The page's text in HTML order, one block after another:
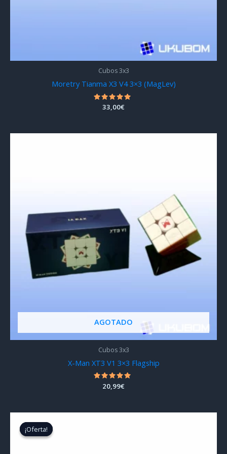
Cubos 3x3
Moretry Tianma X3 V4 3×3 (MagLev)
Valorado
con
33,00€
AGOTADO
Cubos 3x3
X-Man XT3 V1 3×3 Flagship
Valorado
con
20,99€
¡Oferta!
¡Oferta!